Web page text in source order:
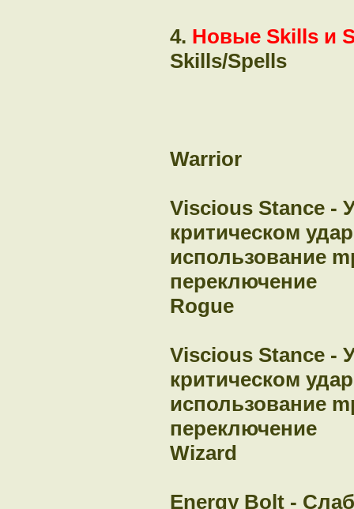
4. Новые Skills и
Skills/Spells
Warrior
Viscious Stance -
критическом
использование
переключение
Rogue
Viscious Stance -
критическом
использование
переключение
Wizard
Energy Bolt -